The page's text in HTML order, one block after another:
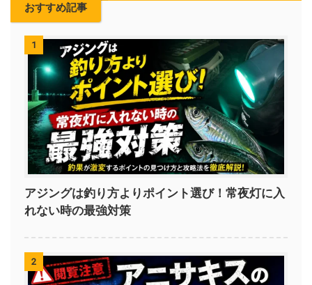
おすすめ記事
1
アジングは釣り方よりポイント選び！常夜灯に入
れない時の最強対策
2